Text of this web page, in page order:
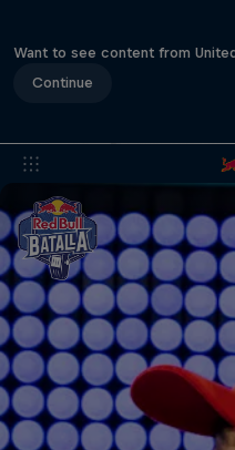
Want to see content from
Continue